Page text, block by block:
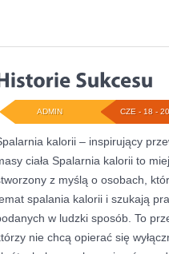
CZE - 18 -
ADMIN
kalorii – inspirujący
ciała Spalarnia kalorii to
z myślą o osobach,
spalania kalorii i szukają
w ludzki sposób. To
nie chcą opierać się